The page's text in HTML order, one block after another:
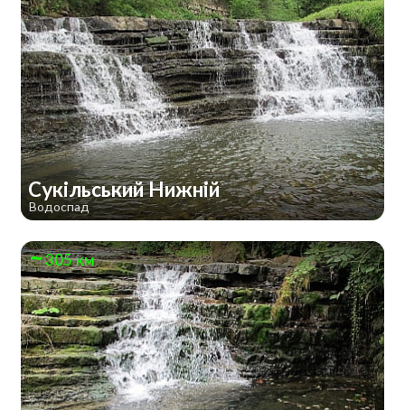
Сукільський Нижній
Водоспад
305 км